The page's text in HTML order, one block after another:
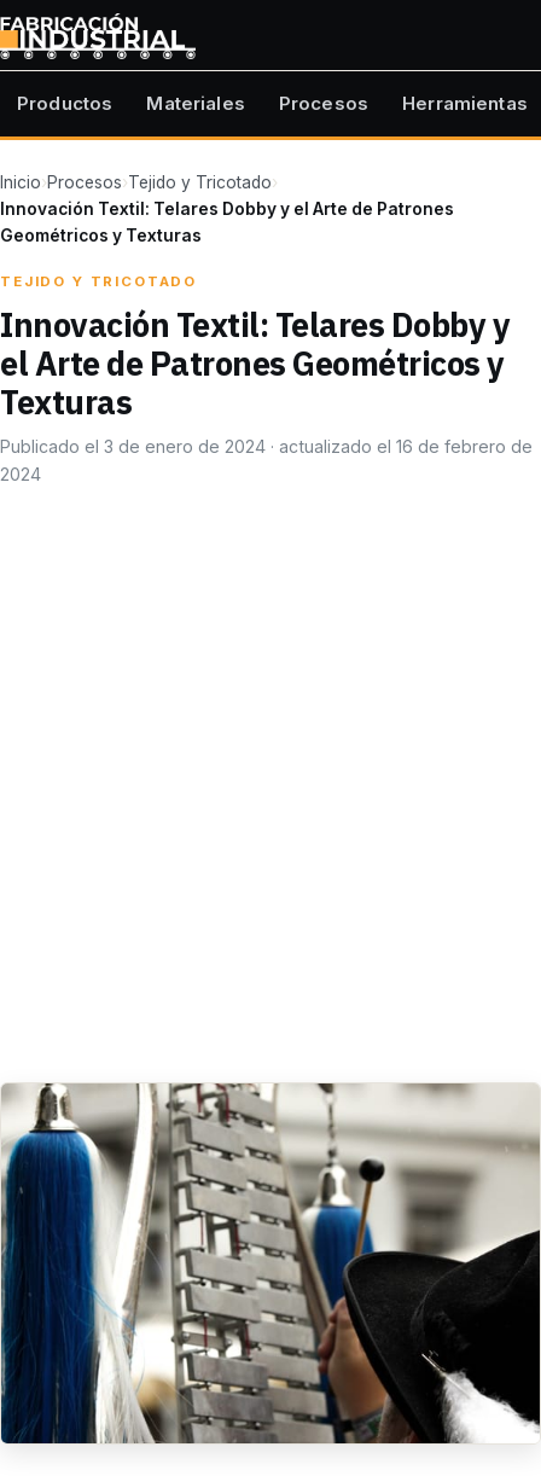
Productos Materiales Procesos Herramientas
Inicio›Procesos›Tejido y Tricotado›
Innovación Textil: Telares Dobby y el Arte de Patrones
Geométricos y Texturas
TEJIDO Y TRICOTADO
Innovación Textil: Telares Dobby y
el Arte de Patrones Geométricos y
Texturas
Publicado el 3 de enero de 2024 · actualizado el 16 de febrero de
2024